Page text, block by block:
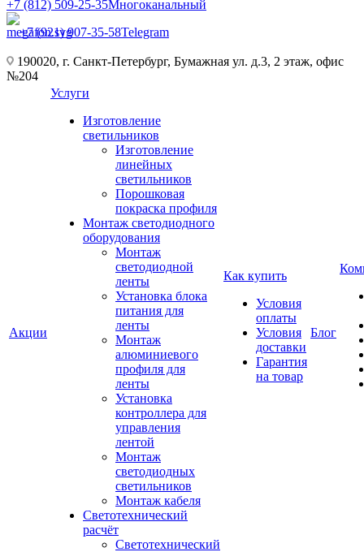
+7 (812) 509-25-35Многоканальный
+7 (921) 907-35-58Telegram
190020, г. Санкт-Петербург, Бумажная ул. д.3, 2 этаж, офис
№204
Акции
Услуги
Изготовление
светильников
Изготовление
линейных
светильников
Порошковая
покраска профиля
Монтаж светодиодного
оборудования
Монтаж
светодиодной
ленты
Установка блока
питания для
ленты
Монтаж
алюминиевого
профиля для
ленты
Установка
контроллера для
управления
лентой
Монтаж
светодиодных
светильников
Монтаж кабеля
Светотехнический
расчёт
Светотехнический
Как купить
Условия
оплаты
Условия
доставки
Гарантия
на товар
Блог